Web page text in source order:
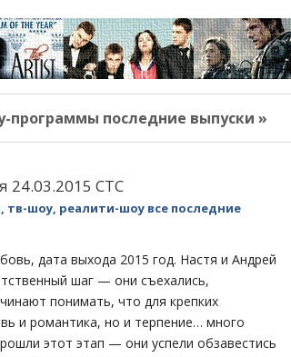
программы последние выпуски »
24.03.2015 СТС
тв-шоу, реалити-шоу все последние
дата выхода 2015 год. Настя и Андрей
шаг — они съехались,
понимать, что для крепких
и романтика, но и терпение… много
этот этап — они успели обзавестись